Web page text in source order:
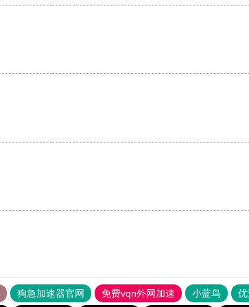
狗急加速器官网 免费vqn外网加速 小蓝鸟